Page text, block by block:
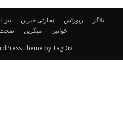
بین تجارتی خبریں رپورٹس
بلاگز
صحت میگزین خواتین
Theme by TagDiv